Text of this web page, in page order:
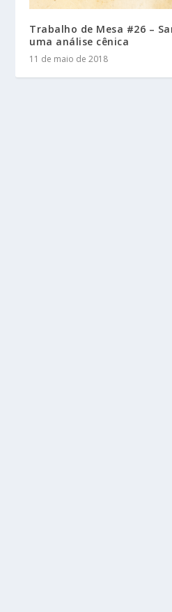
Trabalho de Mesa #26 –
uma análise cênica
11 de maio de 2018